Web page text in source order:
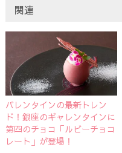
関連
バレンタインの最新トレン
ド！銀座のギャレンタインに
第四のチョコ「ルビーチョコ
レート」が登場！